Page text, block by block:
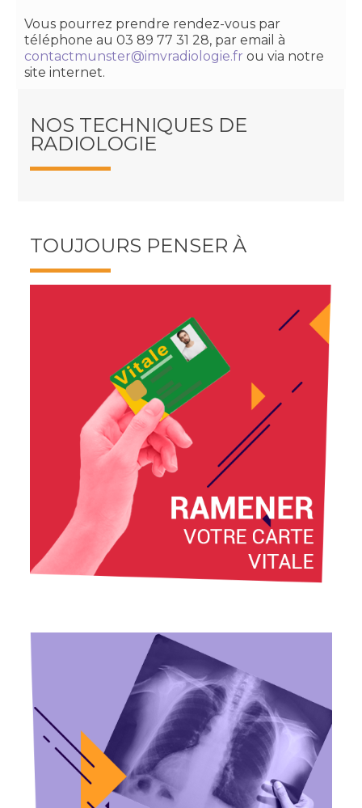
Vous pourrez prendre rendez-vous par
téléphone au 03 89 77 31 28, par email à
contactmunster@imvradiologie.fr ou via notre
site internet.
NOS TECHNIQUES DE
RADIOLOGIE
TOUJOURS PENSER À